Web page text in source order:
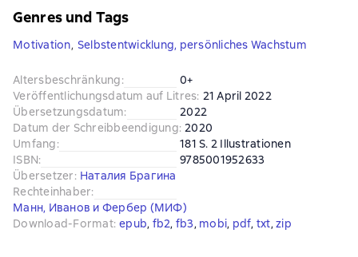
Genres und Tags
Motivation, Selbstentwicklung, persönliches Wachstum
Altersbeschränkung:
0+
Veröffentlichungsdatum auf Litres: 21 April 2022
Übersetzungsdatum:
2022
Datum der Schreibbeendigung: 2020
Umfang:
181 S. 2 Illustrationen
ISBN:
9785001952633
Übersetzer: Наталия Брагина
Rechteinhaber:
Манн, Иванов и Фербер (МИФ)
Download-Format: epub, fb2, fb3, mobi, pdf, txt, zip